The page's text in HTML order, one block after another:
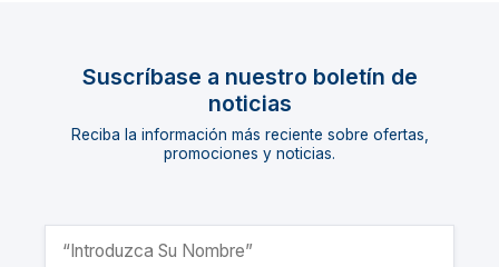
Suscríbase a nuestro boletín de
noticias
Reciba la información más reciente sobre ofertas,
promociones y noticias.